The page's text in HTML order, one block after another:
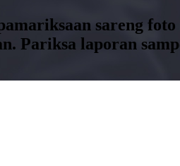
sareng
Pariksa laporan